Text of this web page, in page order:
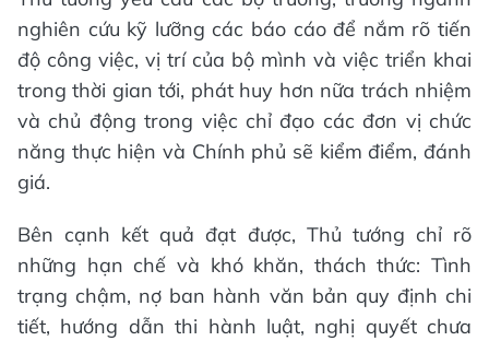
nghiên cứu kỹ lưỡng các báo cáo để nắm rõ tiến
độ công việc, vị trí của bộ mình và việc triển khai
trong thời gian tới, phát huy hơn nữa trách nhiệm
và chủ động trong việc chỉ đạo các đơn vị chức
năng thực hiện và Chính phủ sẽ kiểm điểm, đánh
giá.
Bên cạnh kết quả đạt được, Thủ tướng chỉ rõ
những hạn chế và khó khăn, thách thức: Tình
trạng chậm, nợ ban hành văn bản quy định chi
tiết, hướng dẫn thi hành luật, nghị quyết chưa